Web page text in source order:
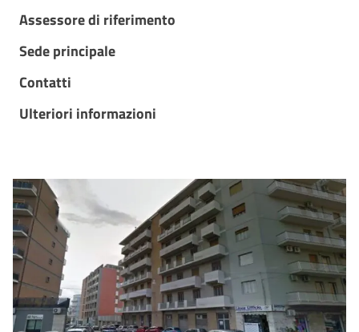
Assessore di riferimento
Sede principale
Contatti
Ulteriori informazioni